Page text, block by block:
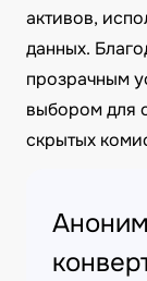
активов,
данных.
прозрачным
выбором для
скрытых